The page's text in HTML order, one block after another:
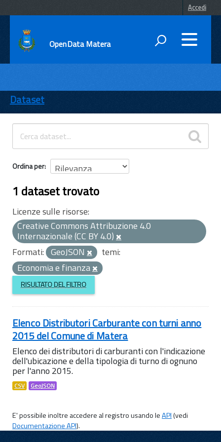
Accedi
OpenData Matera
ENTI
TEMI
INFORMAZIONI
Dataset
Ordina per
1 dataset trovato
Licenze sulle risorse:
Creative Commons Attribuzione 4.0
Internazionale (CC BY 4.0)
Formati: GeoJSON
temi:
Economia e finanza
RISULTATO DEL FILTRO
Elenco Distributori Carburante con turni anno
2015 del Comune di Matera
Elenco dei distributori di carburanti con l'indicazione
dell'ubicazione e della tipologia di turno di ognuno
per l'anno 2015.
CSV GeoJSON
E' possibile inoltre accedere al registro usando leAPI(vedi
Documentazione API).